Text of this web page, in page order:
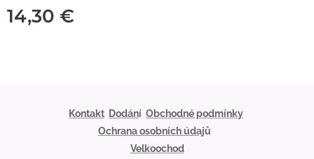
14,30 €
Kontakt Dodání Obchodné podmínky
Ochrana osobních údajů
Velkoochod